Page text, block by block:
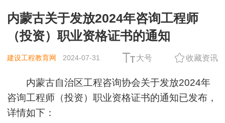
内蒙古关于发放2024年咨询工程师
（投资）职业资格证书的通知
建设工程教育网 2024-07-31 大号 收藏资讯
内蒙古自治区工程咨询协会关于发放2024年
咨询工程师（投资）职业资格证书的通知已发布，
详情如下：